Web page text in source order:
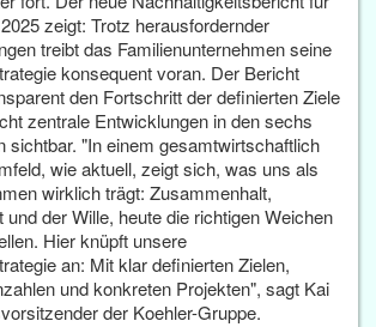
zeigt: Trotz herausfordernder
treibt das Familienunternehmen seine
konsequent voran. Der Bericht
den Fortschritt der definierten Ziele
zentrale Entwicklungen in den sechs
sichtbar. "In einem gesamtwirtschaftlich
wie aktuell, zeigt sich, was uns als
wirklich trägt: Zusammenhalt,
der Wille, heute die richtigen Weichen
Hier knüpft unsere
an: Mit klar definierten Zielen,
und konkreten Projekten", sagt Kai
der Koehler-Gruppe.